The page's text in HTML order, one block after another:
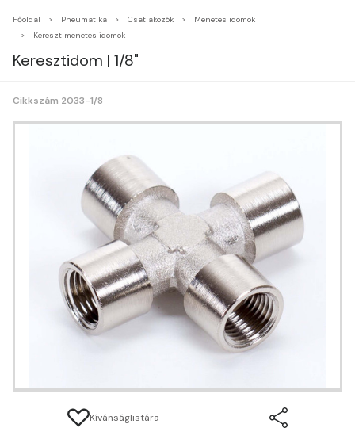
Főoldal Pneumatika Csatlakozók
Menetes idomok
Kereszt menetes idomok
Keresztidom | 1/8"
Cikkszám 2033-1/8
Kívánságlistára